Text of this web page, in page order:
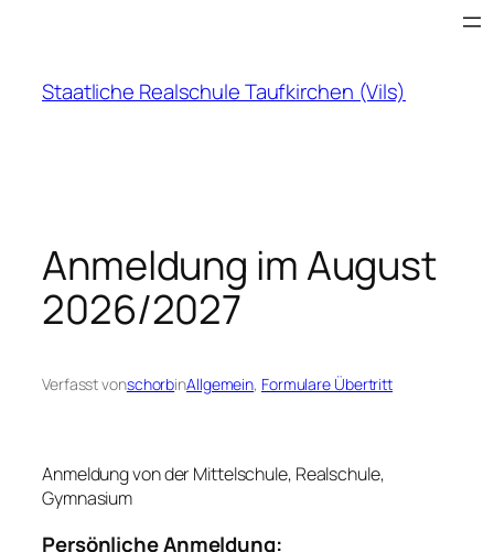
Staatliche Realschule Taufkirchen (Vils)
Anmeldung im August
2026/2027
Verfasst vonschorbinAllgemein, Formulare Übertritt
Anmeldung von der Mittelschule, Realschule,
Gymnasium
Persönliche Anmeldung: